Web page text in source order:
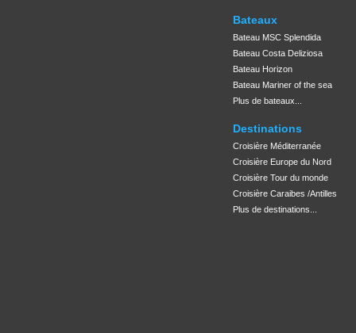
Bateaux
Bateau MSC Splendida
Bateau Costa Deliziosa
Bateau Horizon
Bateau Mariner of the sea
Plus de bateaux...
Destinations
Croisière Méditerranée
Croisière Europe du Nord
Croisière Tour du monde
Croisière Caraibes /Antilles
Plus de destinations...